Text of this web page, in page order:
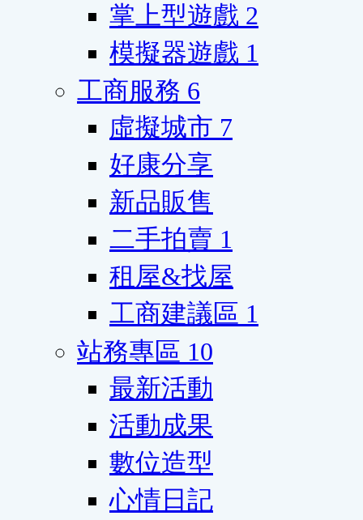
掌上型遊戲 2
模擬器遊戲 1
工商服務 6
虛擬城市 7
好康分享
新品販售
二手拍賣 1
租屋&找屋
工商建議區 1
站務專區 10
最新活動
活動成果
數位造型
心情日記